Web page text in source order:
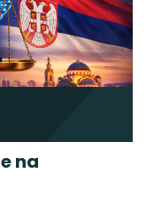
na